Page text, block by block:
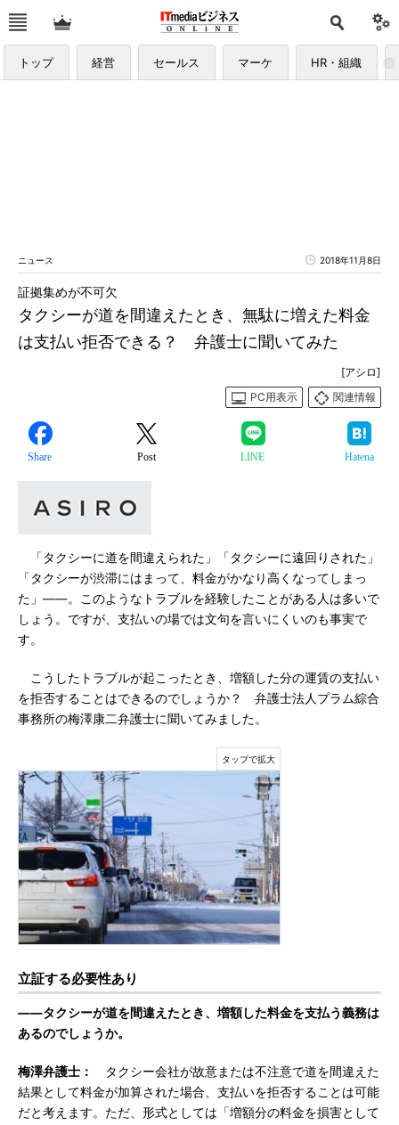
トップ 経営 セールス マーケ HR・組織
ニュース 2018年11月8日
タクシーが道を間違えたとき、無駄に増えた料金
は支払い拒否できる？ 弁護士に聞いてみた
証拠集めが不可欠
[アシロ]
PC用表示
関連情報
Share Post LINE Hatena
「タクシーに道を間違えられた」「タクシーに遠回りされた」
「タクシーが渋滞にはまって、料金がかなり高くなってしまっ
た」――。このようなトラブルを経験したことがある人は多いで
しょう。ですが、支払いの場では文句を言いにくいのも事実で
す。
こうしたトラブルが起こったとき、増額した分の運賃の支払い
を拒否することはできるのでしょうか？ 弁護士法人プラム綜合
事務所の梅澤康二弁護士に聞いてみました。
立証する必要性あり
――タクシーが道を間違えたとき、増額した料金を支払う義務は
あるのでしょうか。
梅澤弁護士：
タクシー会社が故意または不注意で道を間違えた
結果として料金が加算された場合、支払いを拒否することは可能
だと考えます。ただ、形式としては「増額分の料金を損害として